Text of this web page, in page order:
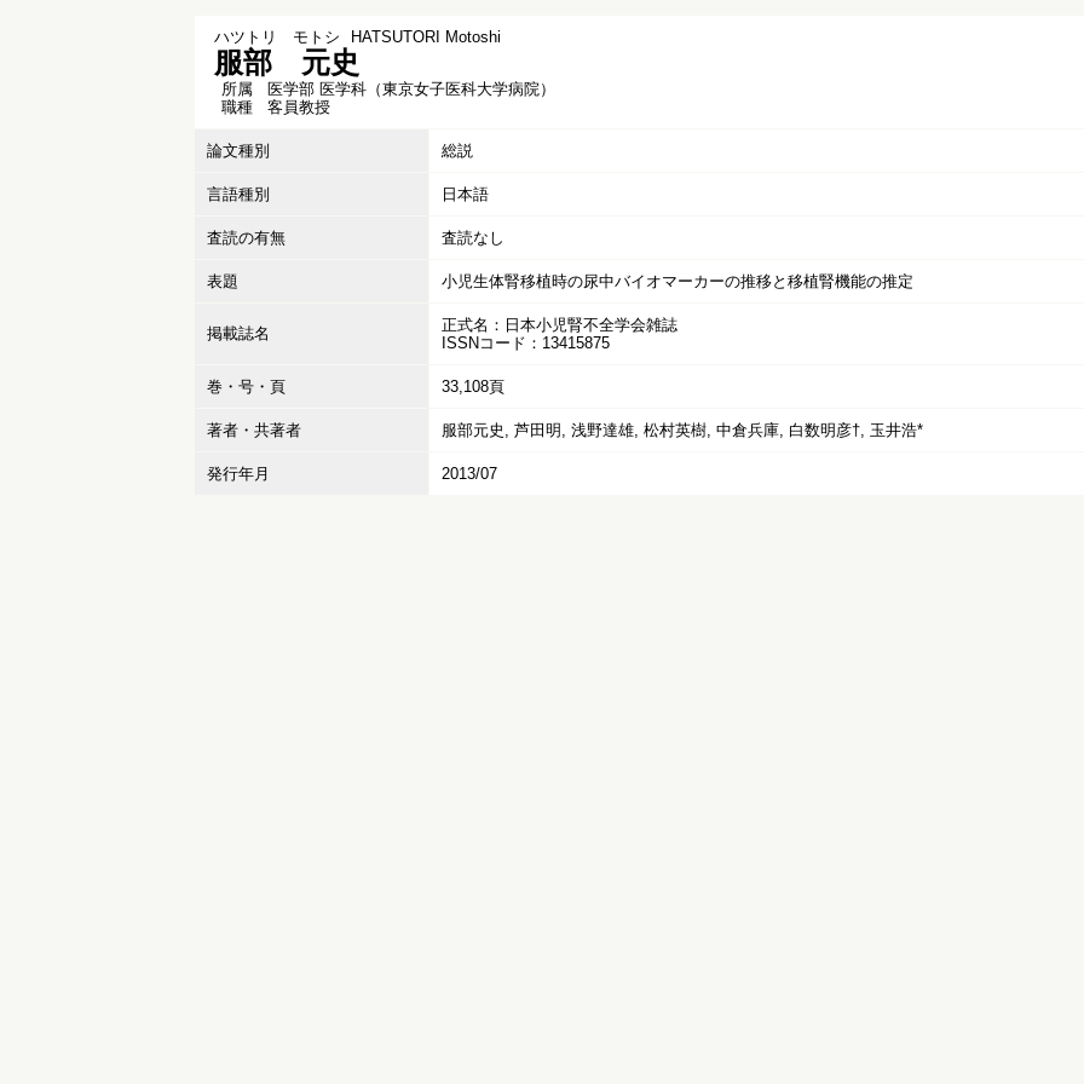
ハツトリ モトシ HATSUTORI Motoshi
服部 元史
所属
医学部 医学科（東京女子医科大学病院）
職種
客員教授
論文種別 総説
言語種別 日本語
査読の有無 査読なし
表題 小児生体腎移植時の尿中バイオマーカーの推移と移植腎機能の推定
掲載誌名
正式名：日本小児腎不全学会雑誌
ISSNコード：13415875
巻・号・頁 33,108頁
著者・共著者 服部元史, 芦田明, 浅野達雄, 松村英樹, 中倉兵庫, 白数明彦†, 玉井浩*
発行年月 2013/07